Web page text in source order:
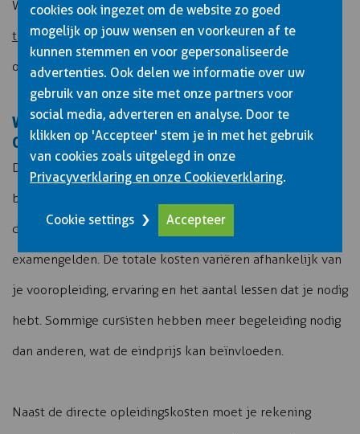
WRM-pas categorie T.Ontdek de mogelijkheden als
trekkerinstructeur bij Van Buuren, waar je direct na je
opleiding aan de slag kunt met een baangarantie.
WELKE KOSTEN ZIJN VERBONDEN AAN DE
OPLEIDING TOT TREKKERINSTRUCTEUR?
De investering voor een opleiding tot trekkerinstructeur
bestaat uit verschillende componenten. Je betaalt voor
de theorielessen, praktijklessen, cursusmateriaal en
examengelden. De totale kosten variëren afhankelijk van
je vooropleiding, ervaring en het aantal lessen dat je nodig
hebt. Sommige cursisten hebben meer begeleiding nodig
dan anderen, wat de eindprijs kan beïnvloeden.
Naast de directe opleidingskosten moet je rekening
cookies ook ingezet om de website zo goed
mogelijk op jouw wensen en voorkeuren af te
kunnen stemmen en voor gepersonaliseerde
advertenties. Ook delen we informatie over uw
gebruik van onze site met onze partners voor
social media, adverteren en analyse. Door te
klikken op 'Accepteer' stem je in met het gebruik
van cookies zoals uitgelegd in onze
Privacyverklaring en onze Cookieverklaring.
Cookie settings Accepteer